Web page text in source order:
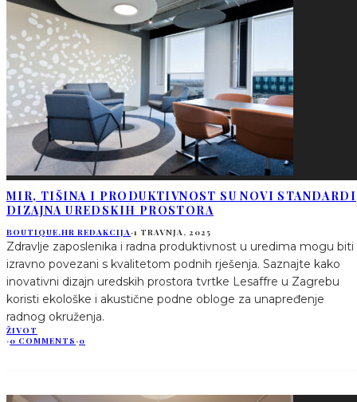
MIR, TIŠINA I PRODUKTIVNOST SU NOVI STANDARDI
DIZAJNA UREDSKIH PROSTORA
BOUTIQUE.HR REDAKCIJA·1 TRAVNJA, 2025
Zdravlje zaposlenika i radna produktivnost u uredima mogu biti
izravno povezani s kvalitetom podnih rješenja. Saznajte kako
inovativni dizajn uredskih prostora tvrtke Lesaffre u Zagrebu
koristi ekološke i akustične podne obloge za unapređenje
radnog okruženja.
ŽIVOT
·0 COMMENTS ·0